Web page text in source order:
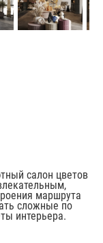
салон цветов
маршрута
сложные по
интерьера.